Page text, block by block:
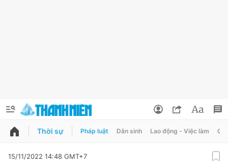
QUẢNG CÁO
Thời sự Pháp luật Dân sinh Lao động - Việc làm
15/11/2022 14:48 GMT+7